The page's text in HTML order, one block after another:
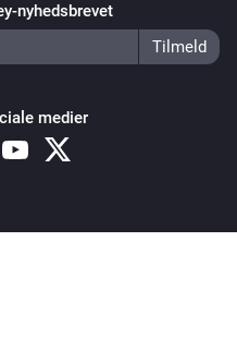
nyhedsbrevet
medier